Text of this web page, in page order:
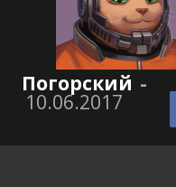
Погорский -
10.06.2017